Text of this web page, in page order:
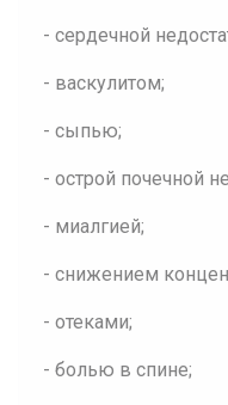
- сердечной
- васкулитом;
- сыпью;
- острой почечной
- миалгией;
- снижением
- отеками;
- болью в спине;